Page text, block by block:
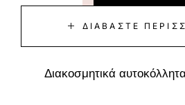
ΔΙΑΒΆΣΤΕ
Διακοσμητικά